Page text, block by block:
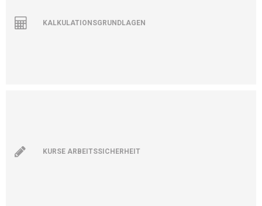
KALKULATIONSGRUNDLAGEN
KURSE ARBEITSSICHERHEIT